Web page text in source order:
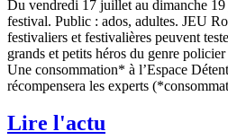
Du vendredi 17 juillet au dimanche
festival. Public : ados, adultes. JEU
festivaliers et festivalières peuvent
grands et petits héros du genre
Une consommation* à l’Espace
récompensera les experts
Lire l'actu